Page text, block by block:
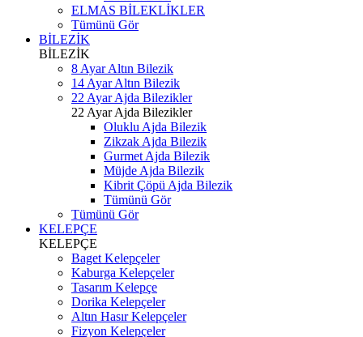
ELMAS BİLEKLİKLER
Tümünü Gör
BİLEZİK
BİLEZİK
8 Ayar Altın Bilezik
14 Ayar Altın Bilezik
22 Ayar Ajda Bilezikler
22 Ayar Ajda Bilezikler
Oluklu Ajda Bilezik
Zikzak Ajda Bilezik
Gurmet Ajda Bilezik
Müjde Ajda Bilezik
Kibrit Çöpü Ajda Bilezik
Tümünü Gör
Tümünü Gör
KELEPÇE
KELEPÇE
Baget Kelepçeler
Kaburga Kelepçeler
Tasarım Kelepçe
Dorika Kelepçeler
Altın Hasır Kelepçeler
Fizyon Kelepçeler